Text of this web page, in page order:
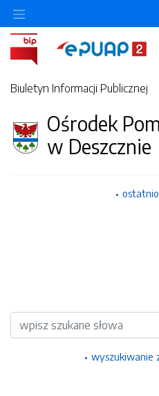
Biuletyn Informacji Publicznej
Ośrodek
w Deszcznie
Wyszukiwarka
wyszukiwanie